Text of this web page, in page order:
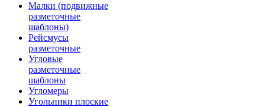
Малки (подвижные
разметочные
шаблоны)
Рейсмусы
разметочные
Угловые
разметочные
шаблоны
Угломеры
Угольники плоские